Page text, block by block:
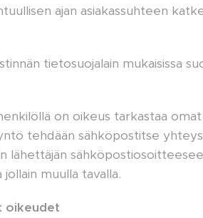
ajan asiakassuhteen
tietosuojalain mukaisissa
on oikeus tarkastaa
tehdään sähköpostitse
lähettäjän
muulla tavalla.
oikeudet